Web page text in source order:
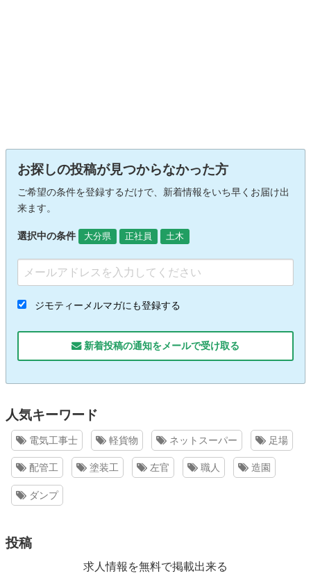
お探しの投稿が見つからなかった方
ご希望の条件を登録するだけで、新着情報をいち早くお届け出
来ます。
選択中の条件 大分県 正社員 土木
ジモティーメルマガにも登録する
新着投稿の通知をメールで受け取る
人気キーワード
電気工事士 軽貨物 ネットスーパー 足場
配管工 塗装工 左官 職人 造園
ダンプ
投稿
求人情報を無料で掲載出来る